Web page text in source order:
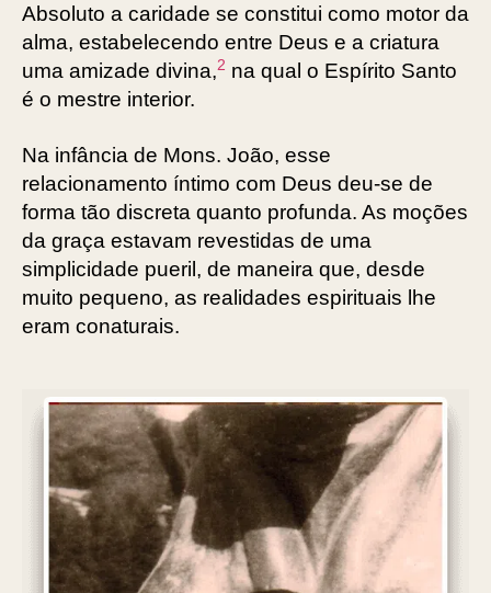
Absoluto a caridade se constitui como motor da
alma, estabelecendo entre Deus e a criatura
uma amizade divina,2 na qual o Espírito Santo
é o mestre interior.
Na infância de Mons. João, esse
relacionamento íntimo com Deus deu-se de
forma tão discreta quanto profunda. As moções
da graça estavam revestidas de uma
simplicidade pueril, de maneira que, desde
muito pequeno, as realidades espirituais lhe
eram conaturais.